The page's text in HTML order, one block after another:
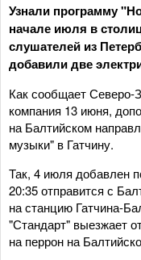
Узнали программу
начале июля в
слушателей из
добавили две
Как сообщает Северо-
компания 13 июня,
на Балтийском
музыки" в Гатчину.
Так, 4 июля добавлен
20:35 отправится с
на станцию Гатчина-
"Стандарт" выезжает
на перрон на